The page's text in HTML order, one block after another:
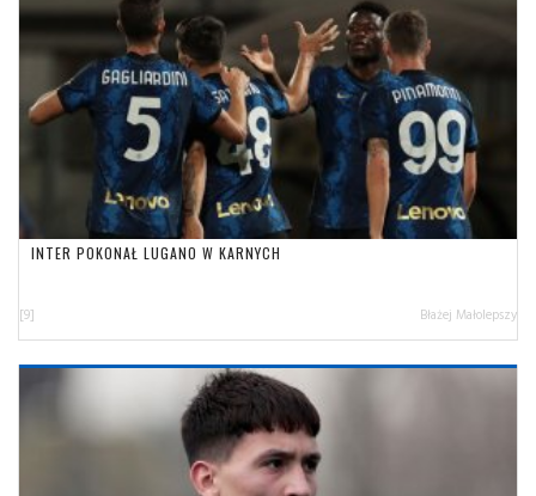
INTER POKONAŁ LUGANO W KARNYCH
[9] Błażej Małolepszy